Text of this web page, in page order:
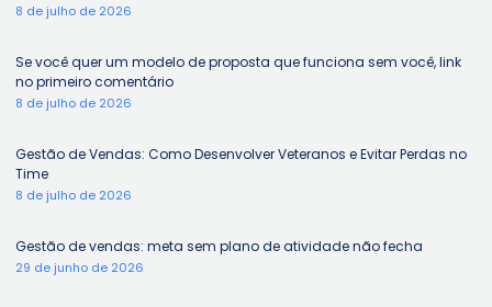
8 de julho de 2026
Se você quer um modelo de proposta que funciona sem você, link
no primeiro comentário
8 de julho de 2026
Gestão de Vendas: Como Desenvolver Veteranos e Evitar Perdas no
Time
8 de julho de 2026
Gestão de vendas: meta sem plano de atividade não fecha
29 de junho de 2026